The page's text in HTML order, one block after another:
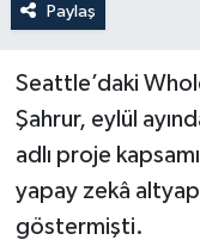
Paylaş
Seattle’daki
Şahrur, eylül
adlı proje
yapay zekâ
göstermişti.